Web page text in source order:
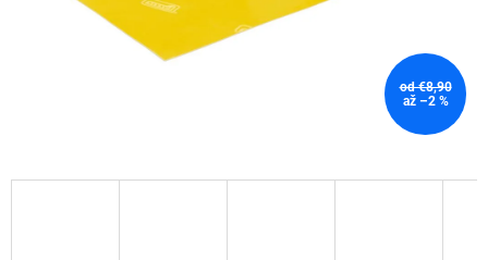
od €8,90
až –2 %